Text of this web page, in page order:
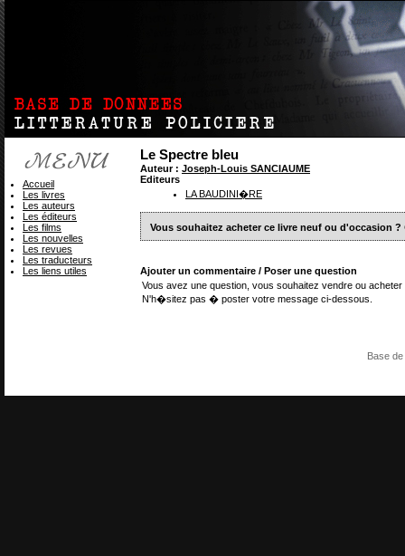
Le Spectre bleu
Auteur : Joseph-Louis SANCIAUME
Editeurs
LA BAUDINI�RE
Vous souhaitez acheter ce livre neuf ou d'occasion ?
Ajouter un commentaire / Poser une question
Vous avez une question, vous souhaitez vendre ou
N'h�sitez pas � poster votre message ci-dessous.
Accueil
Les livres
Les auteurs
Les éditeurs
Les films
Les nouvelles
Les revues
Les traducteurs
Les liens utiles
Base